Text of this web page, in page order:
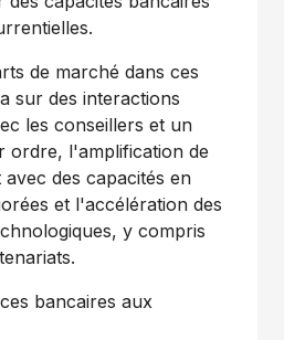
de marché dans ces
sur des interactions
les conseillers et un
ordre, l'amplification de
des capacités en
et l'accélération des
y compris
bancaires aux